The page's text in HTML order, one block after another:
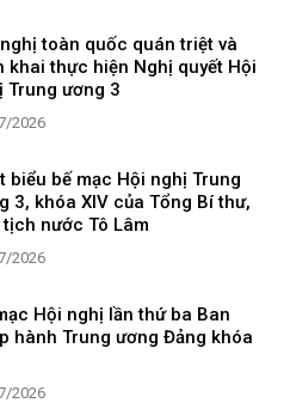
toàn quốc quán triệt và
khai thực hiện Nghị quyết Hội
Trung ương 3
2026
biểu bế mạc Hội nghị Trung
3, khóa XIV của Tổng Bí thư,
tịch nước Tô Lâm
2026
Hội nghị lần thứ ba Ban
hành Trung ương Đảng khóa
2026